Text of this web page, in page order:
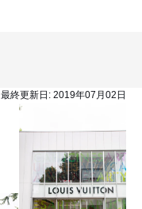
最終更新日: 2019年07月02日